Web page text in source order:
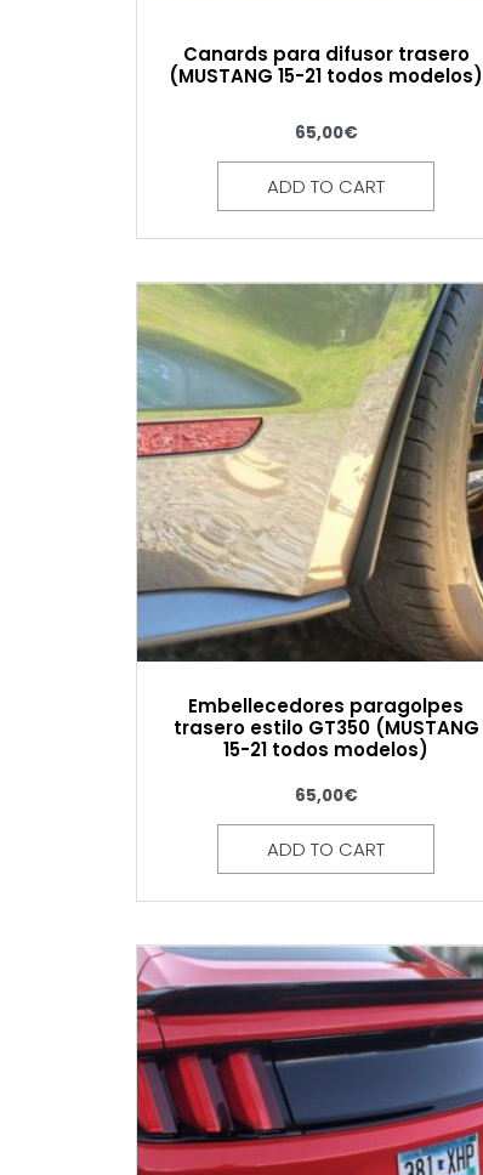
Canards para difusor trasero
(MUSTANG 15-21 todos modelos)
65,00€
ADD TO CART
Embellecedores paragolpes
trasero estilo GT350 (MUSTANG
15-21 todos modelos)
65,00€
ADD TO CART